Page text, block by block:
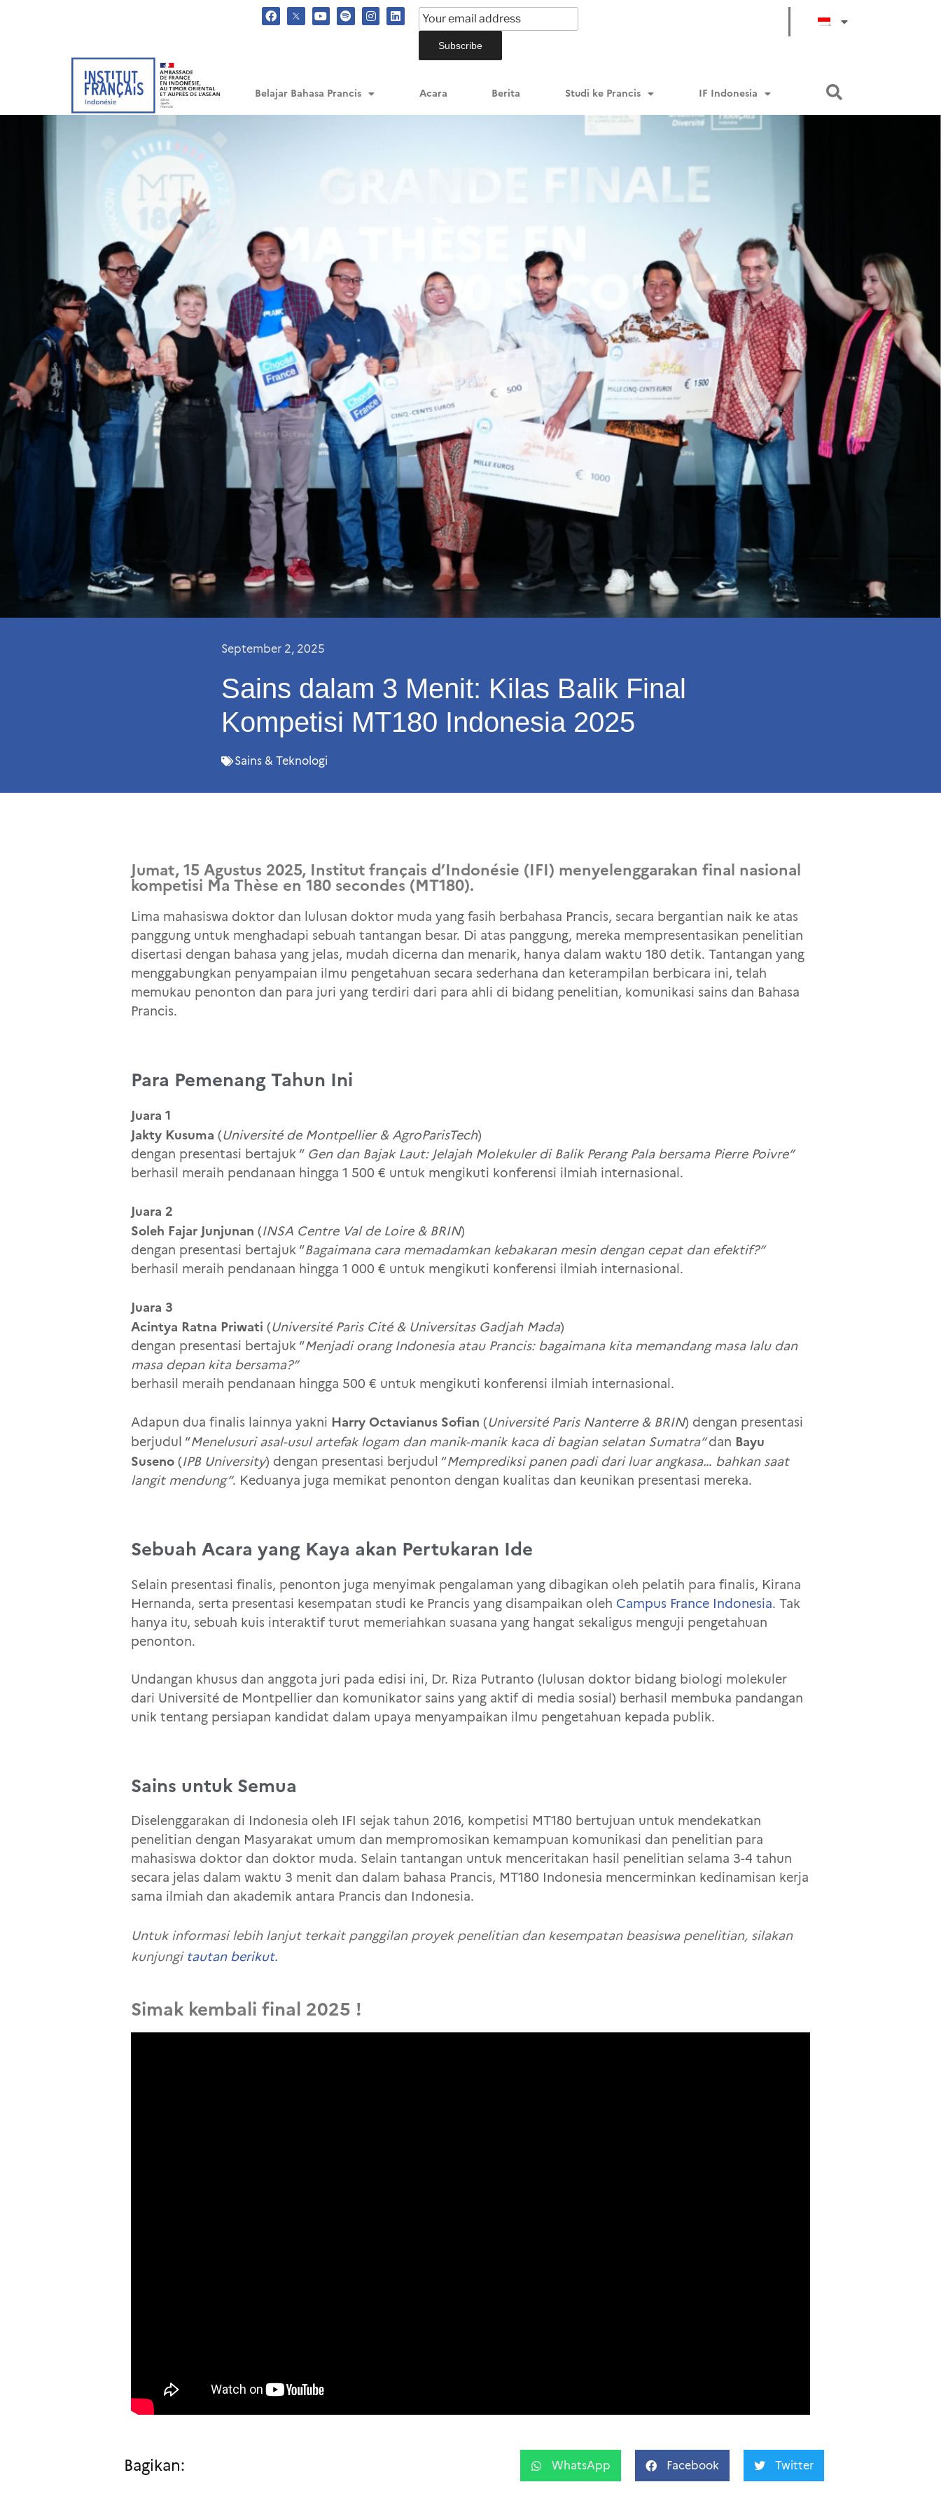
Belajar Bahasa Prancis Acara Berita Studi ke Prancis IF Indonesia
September 2, 2025
Sains dalam 3 Menit: Kilas Balik Final
Kompetisi MT180 Indonesia 2025
Sains & Teknologi
Jumat, 15 Agustus 2025, Institut français d’Indonésie (IFI) menyelenggarakan final nasional
kompetisi Ma Thèse en 180 secondes (MT180).
Lima mahasiswa doktor dan lulusan doktor muda yang fasih berbahasa Prancis, secara bergantian naik ke atas
panggung untuk menghadapi sebuah tantangan besar. Di atas panggung, mereka mempresentasikan penelitian
disertasi dengan bahasa yang jelas, mudah dicerna dan menarik, hanya dalam waktu 180 detik. Tantangan yang
menggabungkan penyampaian ilmu pengetahuan secara sederhana dan keterampilan berbicara ini, telah
memukau penonton dan para juri yang terdiri dari para ahli di bidang penelitian, komunikasi sains dan Bahasa
Prancis.
Para Pemenang Tahun Ini
Juara 1
Jakty Kusuma (Université de Montpellier & AgroParisTech)
dengan presentasi bertajuk “ Gen dan Bajak Laut: Jelajah Molekuler di Balik Perang Pala bersama Pierre Poivre”
berhasil meraih pendanaan hingga 1 500 € untuk mengikuti konferensi ilmiah internasional.
Juara 2
Soleh Fajar Junjunan (INSA Centre Val de Loire & BRIN)
dengan presentasi bertajuk “Bagaimana cara memadamkan kebakaran mesin dengan cepat dan efektif?”
berhasil meraih pendanaan hingga 1 000 € untuk mengikuti konferensi ilmiah internasional.
Juara 3
Acintya Ratna Priwati (Université Paris Cité & Universitas Gadjah Mada)
dengan presentasi bertajuk “Menjadi orang Indonesia atau Prancis: bagaimana kita memandang masa lalu dan
masa depan kita bersama?”
berhasil meraih pendanaan hingga 500 € untuk mengikuti konferensi ilmiah internasional.
Adapun dua finalis lainnya yakni Harry Octavianus Sofian (Université Paris Nanterre & BRIN) dengan presentasi
berjudul “Menelusuri asal-usul artefak logam dan manik-manik kaca di bagian selatan Sumatra”dan Bayu
Suseno (IPB University) dengan presentasi berjudul “Memprediksi panen padi dari luar angkasa… bahkan saat
langit mendung”. Keduanya juga memikat penonton dengan kualitas dan keunikan presentasi mereka.
Sebuah Acara yang Kaya akan Pertukaran Ide
Selain presentasi finalis, penonton juga menyimak pengalaman yang dibagikan oleh pelatih para finalis, Kirana
Hernanda, serta presentasi kesempatan studi ke Prancis yang disampaikan oleh Campus France Indonesia. Tak
hanya itu, sebuah kuis interaktif turut memeriahkan suasana yang hangat sekaligus menguji pengetahuan
penonton.
Undangan khusus dan anggota juri pada edisi ini, Dr. Riza Putranto (lulusan doktor bidang biologi molekuler
dari Université de Montpellier dan komunikator sains yang aktif di media sosial) berhasil membuka pandangan
unik tentang persiapan kandidat dalam upaya menyampaikan ilmu pengetahuan kepada publik.
Sains untuk Semua
Diselenggarakan di Indonesia oleh IFI sejak tahun 2016, kompetisi MT180 bertujuan untuk mendekatkan
penelitian dengan Masyarakat umum dan mempromosikan kemampuan komunikasi dan penelitian para
mahasiswa doktor dan doktor muda. Selain tantangan untuk menceritakan hasil penelitian selama 3-4 tahun
secara jelas dalam waktu 3 menit dan dalam bahasa Prancis, MT180 Indonesia mencerminkan kedinamisan kerja
sama ilmiah dan akademik antara Prancis dan Indonesia.
Untuk informasi lebih lanjut terkait panggilan proyek penelitian dan kesempatan beasiswa penelitian, silakan
kunjungi tautan berikut.
Simak kembali final 2025 !
Bagikan: WhatsApp Facebook Twitter